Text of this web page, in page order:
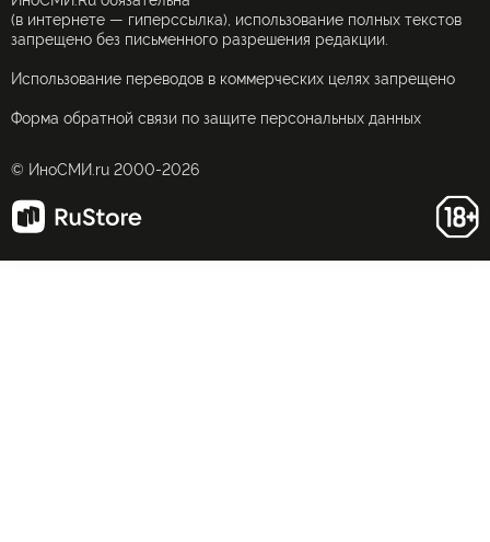
(в интернете — гиперссылка), использование полных текстов
запрещено без письменного разрешения редакции.
Использование переводов в коммерческих целях запрещено
Форма обратной связи по защите персональных данных
© ИноСМИ.ru 2000-2026